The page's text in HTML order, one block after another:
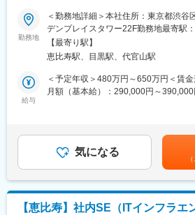
財務・法務・事業部門など、社内各部
合わせに対応します。ビジネスニーズ
りながら、実務的な判断・助言を行い
求められる場合や、社内に税務コンプ
◇業務プロセス整備・効率化
・グローバルの意思決定に近い環境
グローバルディレクターはシンガポー
日本本社勤務のため、グローバルレベ
ロセスに近い環境で業務に携わること
性抜群です】
■業務詳細：
グローバル情報統括部にて、以下の業
す。
・将来を見据えた新しいITインフラの
・ユーザー部門ごとのITインフラの最
・ITインフラの変更・管理プロセスの
・ITコミュニケーション（クライアン
などのスマートデバイス）、コミュニ
（Microsoft365））の維持管理
託）
勤務地
＜勤務地詳細＞本社住所：東京都渋谷
デンプレイスタワー22F勤務地最寄駅
対策：屋内全面禁煙変更の範囲：会社
ワーク含む）
【最寄り駅】
恵比寿駅、目黒駅、代官山駅
給与
＜予定年収＞480万円～650万円＜賃
月額（基本給）：290,000円～
賃金はあくまでも目安の金額であり、
性があります。月給(月額)は固定手当
気になる
【恵比寿】社内SE（ITインフラ